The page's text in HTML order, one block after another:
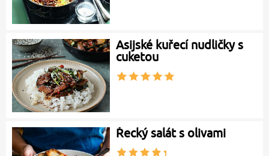
Asijské kuřecí nudličky s
cuketou
Řecký salát s olivami